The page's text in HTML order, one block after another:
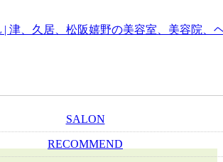
SALON
RECOMMEND